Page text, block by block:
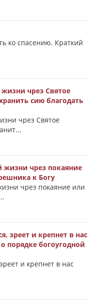
ко спасению. Краткий
чрез Святое
сию благодать
чрез Святое
жизни чрез покаяние
к Богу
чрез покаяние или
зреет и крепнет в нас
порядке богоугодной
и крепнет в нас